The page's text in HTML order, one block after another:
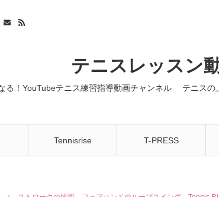
テニスレッスン
る！YouTubeテニス練習指導動画チャンネル テニス
Tennisrise T-PRESS